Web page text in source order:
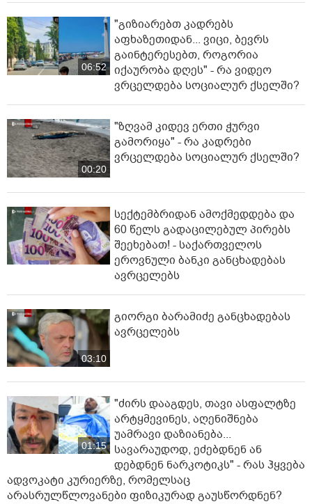
06:52
"გიზიარებთ კადრებს
აფხაზეთიდან... ვიცი, ბევრს
გაინტერესებთ, როგორია
იქაურობა დღეს" - რა ვიდეო
ვრცელდება სოციალურ ქსელში?
00:20
"ზღვამ კიდევ ერთი ჭურვი
გამორიყა" - რა კადრები
ვრცელდება სოციალურ ქსელში?
სექტემბრიდან ამოქმედდება და
60 წელს გადაცილებულ პირებს
შეეხებათ! - საქართველოს
ეროვნული ბანკი განცხადებას
ავრცელებს
03:10
გიორგი ბარამიძე განცხადებას
ავრცელებს
01:15
"ძირს დააგდეს, თავი ასფალტზე
არტყმევინეს, აღენიშნება
უამრავი დაზიანება...
სავარაუდოდ, ეძებდნენ ან
დებდნენ ნარკოტიკს" - რას ჰყვება
ადვოკატი კურიერზე, რომელსაც
არასრულწლოვანები ფიზიკურად გაუსწორდნენ?